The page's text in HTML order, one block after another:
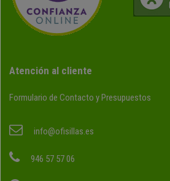
Atención al cliente
Formulario de Contacto y Presupuestos
info@ofisillas.es
946 57 57 06